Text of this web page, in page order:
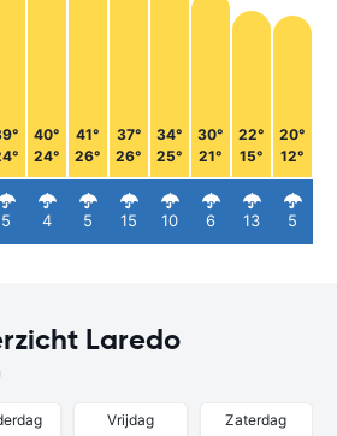
5
40°
24°
4
41°
26°
5
37°
26°
15
34°
25°
10
30°
21°
6
22°
15°
13
20°
12°
5
Laredo
Vrijdag
Zaterdag